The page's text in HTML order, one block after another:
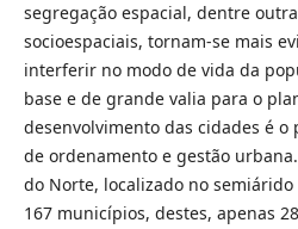
segregação espacial, dentre
socioespaciais, tornam-se mais
interferir no modo de vida da
base e de grande valia para o
desenvolvimento das cidades é
de ordenamento e gestão
do Norte, localizado no
167 municípios, destes, apenas